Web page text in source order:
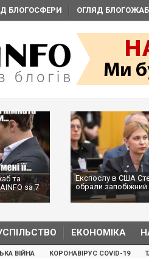
БЛОГОСФЕРИ ОГЛЯД БЛОГОЖАБ
та
за 7
Експослу в США
обрали запобіжний
ЕКОНОМІКА
ВІЙНА КОРОНАВІРУС COVID-19